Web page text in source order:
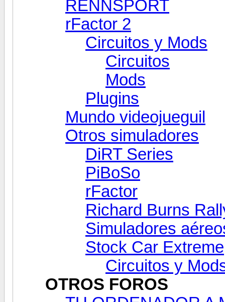
RENNSPORT
rFactor 2
Circuitos y Mods
Circuitos
Mods
Plugins
Mundo videojueguil
Otros simuladores
DiRT Series
PiBoSo
rFactor
Richard Burns
Simuladores
Stock Car Extreme
Circuitos y
OTROS FOROS